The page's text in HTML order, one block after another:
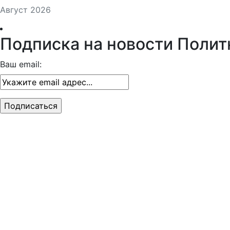
Август 2026
Подписка на новости
Ваш email: